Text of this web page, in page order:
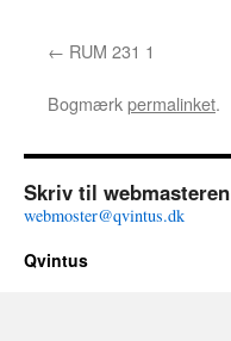
RUM 231 1
Bogmærkpermalinket.
Skriv til webmasteren
webmoster@qvintus.dk
Qvintus